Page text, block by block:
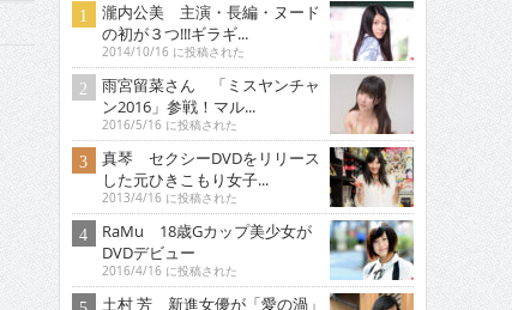
瀧内公美 主演・長編・ヌード
の初が３つ!!!ギラギ...
2014/10/16 に投稿された
雨宮留菜さん 「ミスヤンチャ
ン2016」参戦！マル...
2016/5/16 に投稿された
真琴 セクシーDVDをリリース
した元ひきこもり女子...
2013/4/16 に投稿された
RaMu 18歳Gカップ美少女が
DVDデビュー
2016/4/16 に投稿された
土村 芳 新進女優が「愛の渦」